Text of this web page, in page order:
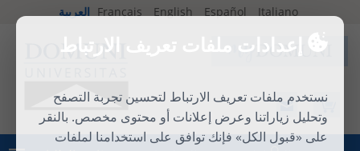
إعدادات ملفات تعريف الارتباط
نستخدم ملفات تعريف الارتباط لتحسين تجربة التصفح
وتحليل زياراتنا وعرض إعلانات أو محتوى مخصص. بالنقر
على «قبول الكل» فإنك توافق على استخدامنا لملفات
Français English Español Italiano العربية